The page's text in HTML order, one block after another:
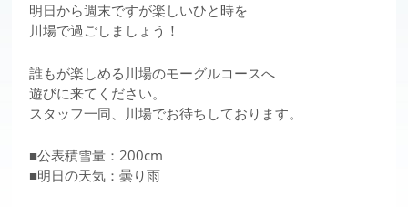
明日から週末ですが楽しいひと時を
川場で過ごしましょう！
誰もが楽しめる川場のモーグルコースへ
遊びに来てください。
スタッフ一同、川場でお待ちしております。
■公表積雪量：200cm
■明日の天気：曇り雨